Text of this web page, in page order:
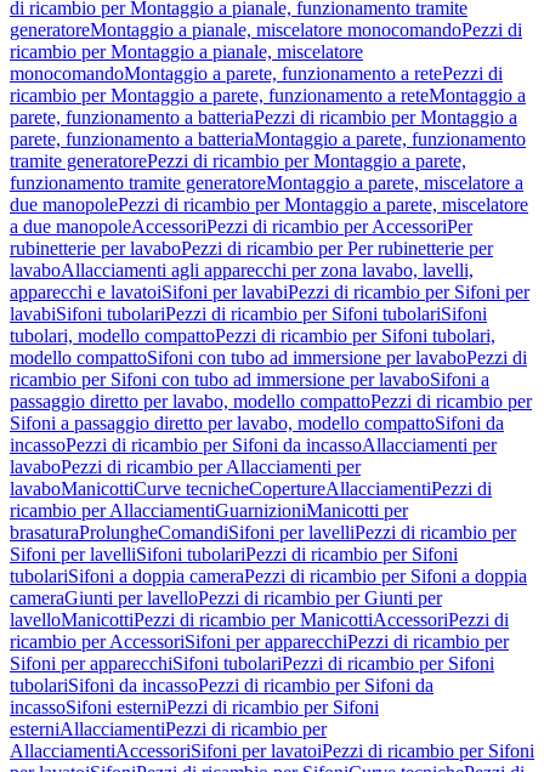
di ricambio per Montaggio a pianale, funzionamento tramite
generatoreMontaggio a pianale, miscelatore monocomandoPezzi di
ricambio per Montaggio a pianale, miscelatore
monocomandoMontaggio a parete, funzionamento a retePezzi di
ricambio per Montaggio a parete, funzionamento a reteMontaggio a
parete, funzionamento a batteriaPezzi di ricambio per Montaggio a
parete, funzionamento a batteriaMontaggio a parete, funzionamento
tramite generatorePezzi di ricambio per Montaggio a parete,
funzionamento tramite generatoreMontaggio a parete, miscelatore a
due manopolePezzi di ricambio per Montaggio a parete, miscelatore
a due manopoleAccessoriPezzi di ricambio per AccessoriPer
rubinetterie per lavaboPezzi di ricambio per Per rubinetterie per
lavaboAllacciamenti agli apparecchi per zona lavabo, lavelli,
apparecchi e lavatoiSifoni per lavabiPezzi di ricambio per Sifoni per
lavabiSifoni tubolariPezzi di ricambio per Sifoni tubolariSifoni
tubolari, modello compattoPezzi di ricambio per Sifoni tubolari,
modello compattoSifoni con tubo ad immersione per lavaboPezzi di
ricambio per Sifoni con tubo ad immersione per lavaboSifoni a
passaggio diretto per lavabo, modello compattoPezzi di ricambio per
Sifoni a passaggio diretto per lavabo, modello compattoSifoni da
incassoPezzi di ricambio per Sifoni da incassoAllacciamenti per
lavaboPezzi di ricambio per Allacciamenti per
lavaboManicottiCurve tecnicheCopertureAllacciamentiPezzi di
ricambio per AllacciamentiGuarnizioniManicotti per
brasaturaProlungheComandiSifoni per lavelliPezzi di ricambio per
Sifoni per lavelliSifoni tubolariPezzi di ricambio per Sifoni
tubolariSifoni a doppia cameraPezzi di ricambio per Sifoni a doppia
cameraGiunti per lavelloPezzi di ricambio per Giunti per
lavelloManicottiPezzi di ricambio per ManicottiAccessoriPezzi di
ricambio per AccessoriSifoni per apparecchiPezzi di ricambio per
Sifoni per apparecchiSifoni tubolariPezzi di ricambio per Sifoni
tubolariSifoni da incassoPezzi di ricambio per Sifoni da
incassoSifoni esterniPezzi di ricambio per Sifoni
esterniAllacciamentiPezzi di ricambio per
AllacciamentiAccessoriSifoni per lavatoiPezzi di ricambio per Sifoni